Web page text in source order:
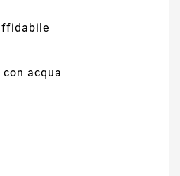
acqua